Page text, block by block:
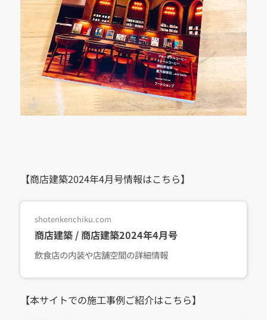
【商店建築2024年4月号情報はこちら】
shotenkenchiku.com
商店建築 / 商店建築2024年4月号
飲食店の内装や店舗空間の詳細情報
【本サイトでの施工事例ご紹介はこちら】